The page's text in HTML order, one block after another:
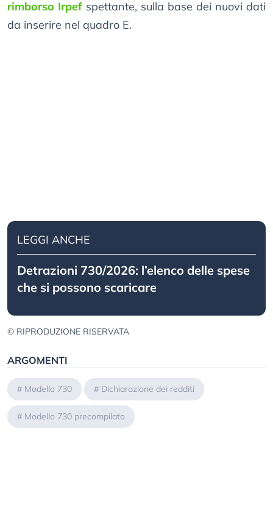
rimborso Irpef spettante, sulla base dei nuovi dati
da inserire nel quadro E.
LEGGI ANCHE
Detrazioni 730/2026: l’elenco delle spese
che si possono scaricare
© RIPRODUZIONE RISERVATA
ARGOMENTI
# Modello 730 # Dichiarazione dei redditi
# Modello 730 precompilato